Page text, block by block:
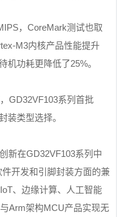
， CoreMark测试也取
M3内核产品性能提升
机功耗更降低了25%。
GD32VF103系列首批
装类型选择。
新在GD32VF103系列中
件开发和引脚封装方面的兼
IoT、边缘计算、人工智能
Arm架构MCU产品实现无